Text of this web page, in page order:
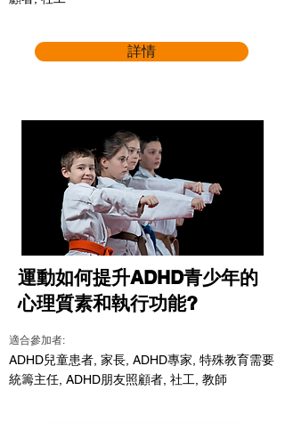
詳情
運動如何提升ADHD青少年的
心理質素和執行功能?
適合參加者:
ADHD兒童患者, 家長, ADHD專家, 特殊教育需要
統籌主任, ADHD朋友照顧者, 社工, 教師